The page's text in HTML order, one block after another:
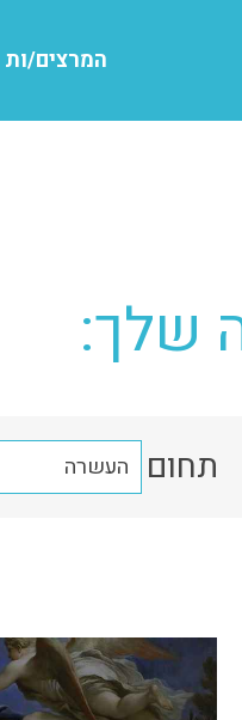
המרצים/ות
שלך:
תחום העשרה